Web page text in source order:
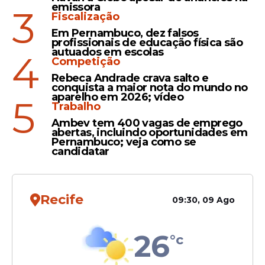
em novo reality que
começa na segunda (27)
Entretenimento
Casa do Patrão: confira
detalhes do novo reality de
Boninho que terá
confinamento em três
casas
Veja Também
emissora
3
Fiscalização
Em Pernambuco, dez falsos
profissionais de educação física são
autuados em escolas
4
Competição
Rebeca Andrade crava salto e
conquista a maior nota do mundo no
aparelho em 2026; vídeo
5
Trabalho
Ambev tem 400 vagas de emprego
abertas, incluindo oportunidades em
Pernambuco; veja como se
candidatar
Recife 09:30, 09 Ago
26°c